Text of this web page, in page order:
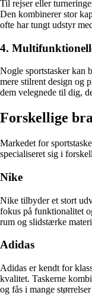
Til rejser eller
Den kombinerer stor
ofte har tungt udstyr
4.
Nogle sportstasker kan
mere stilrent design og
dem velegnede til dig,
Forskellige
Markedet for
specialiseret sig i
Nike
Nike tilbyder et stort
fokus på funktionalitet
rum og slidstærke
Adidas
Adidas er kendt for
kvalitet. Taskerne
og fås i mange